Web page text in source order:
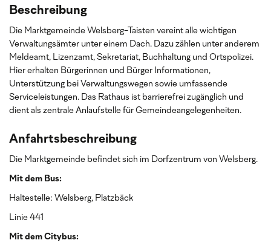
Beschreibung
Die Marktgemeinde Welsberg-Taisten vereint alle wichtigen
Verwaltungsämter unter einem Dach. Dazu zählen unter anderem
Meldeamt, Lizenzamt, Sekretariat, Buchhaltung und Ortspolizei.
Hier erhalten Bürgerinnen und Bürger Informationen,
Unterstützung bei Verwaltungswegen sowie umfassende
Serviceleistungen. Das Rathaus ist barrierefrei zugänglich und
dient als zentrale Anlaufstelle für Gemeindeangelegenheiten.
Anfahrtsbeschreibung
Die Marktgemeinde befindet sich im Dorfzentrum von Welsberg.
Mit dem Bus:
Haltestelle: Welsberg, Platzbäck
Linie 441
Mit dem Citybus: